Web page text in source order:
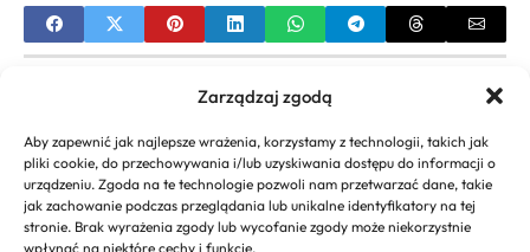
Zarządzaj zgodą
Aby zapewnić jak najlepsze wrażenia, korzystamy z technologii, takich jak
pliki cookie, do przechowywania i/lub uzyskiwania dostępu do informacji o
urządzeniu. Zgoda na te technologie pozwoli nam przetwarzać dane, takie
jak zachowanie podczas przeglądania lub unikalne identyfikatory na tej
stronie. Brak wyrażenia zgody lub wycofanie zgody może niekorzystnie
wpłynąć na niektóre cechy i funkcje.
Jak Zrobić Lekkie Fale na Włosach? Kompletny
Przewodnik i Triki Stylizacji
NEXT
Grzywka do Twarzy Kwadratowej: Idealne Cięcia i